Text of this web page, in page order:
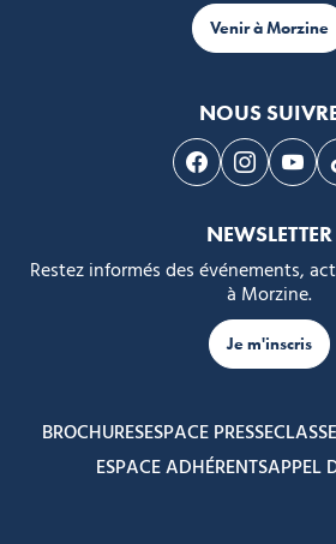
Venir à Morzine
NOUS
Suivez-nous sur
Suivez-
NEWSLETTER
Restez informés des événements,
à Morzine.
Je m'inscris
BROCHURESESPACE PRESSE
ESPACE ADHÉRENTSAPPEL